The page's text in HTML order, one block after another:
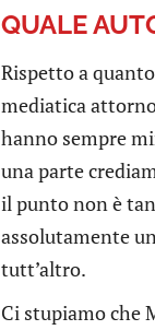
QUALE
Rispetto a
mediatica
hanno sempre
una parte
il punto non è
assolutamente
tutt’altro.
Ci stupiamo che